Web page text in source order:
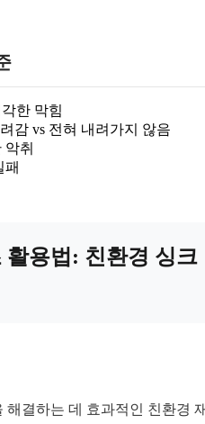
한 막힘
감 vs 전혀 내려가지 않음
악취
패
용법: 친환경 싱크
결하는 데 효과적인 친환경